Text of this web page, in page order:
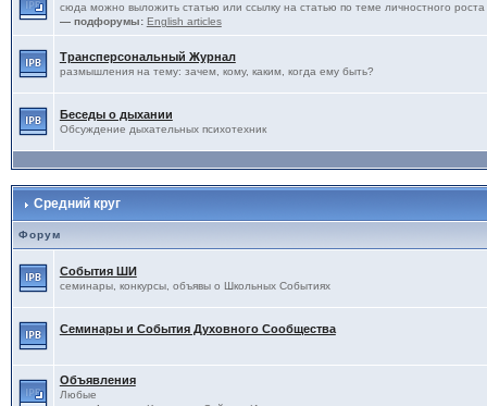
сюда можно выложить статью или ссылку на статью по теме личностного роста
— подфорумы: English articles
Трансперсональный Журнал
размышления на тему: зачем, кому, каким, когда ему быть?
Беседы о дыхании
Обсуждение дыхательных психотехник
Средний круг
Форум
События ШИ
семинары, конкурсы, объявы о Школьных Событиях
Семинары и События Духовного Сообщества
Объявления
Любые